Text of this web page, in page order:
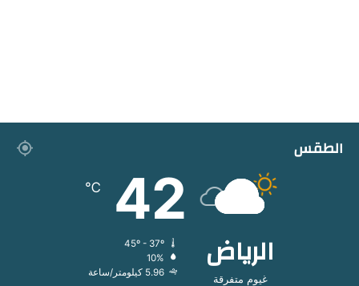
الطقس
الرياض
غيوم متفرقة
42
℃
10%
5.96 كيلومتر/ساعة